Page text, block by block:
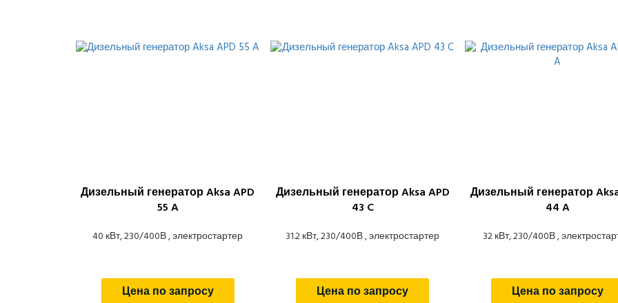
Дизельный генератор Aksa APD
55 A
40 кВт, 230/400В , электростартер
Цена по запросу
Дизельный генератор Aksa APD
43 C
31.2 кВт, 230/400В , электростартер
Цена по запросу
Дизельный генератор
44 A
32 кВт, 230/400В ,
Цена по запросу